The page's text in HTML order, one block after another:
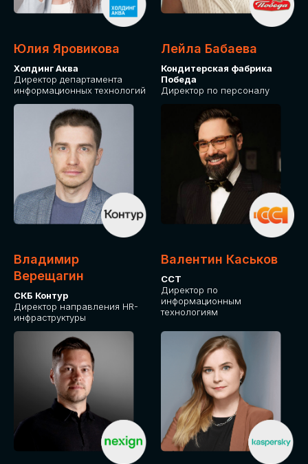
Юлия Яровикова
Холдинг Аква
Директор департамента
информационных технологий
Лейла Бабаева
Кондитерская фабрика
Победа
Директор по персоналу
Владимир
Верещагин
СКБ Контур
Директор направления HR-
инфраструктуры
Валентин Каськов
ССТ
Директор по
информационным
технологиям
ДЛЯ ОПЛАТЫ БИЛЕТОВ